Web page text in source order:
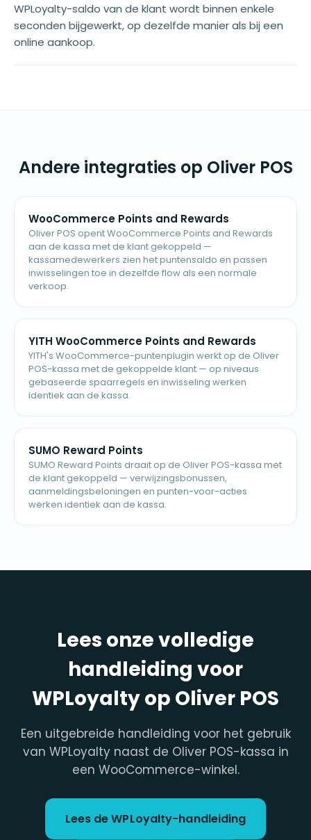
WPLoyalty-saldo van de klant wordt binnen enkele
seconden bijgewerkt, op dezelfde manier als bij een
online aankoop.
Andere integraties op Oliver POS
WooCommerce Points and Rewards
Oliver POS opent WooCommerce Points and Rewards
aan de kassa met de klant gekoppeld —
kassamedewerkers zien het puntensaldo en passen
inwisselingen toe in dezelfde flow als een normale
verkoop.
YITH WooCommerce Points and Rewards
YITH's WooCommerce-puntenplugin werkt op de Oliver
POS-kassa met de gekoppelde klant — op niveaus
gebaseerde spaarregels en inwisseling werken
identiek aan de kassa.
SUMO Reward Points
SUMO Reward Points draait op de Oliver POS-kassa met
de klant gekoppeld — verwijzingsbonussen,
aanmeldingsbeloningen en punten-voor-acties
werken identiek aan de kassa.
Lees onze volledige
handleiding voor
WPLoyalty op Oliver POS
Een uitgebreide handleiding voor het gebruik
van WPLoyalty naast de Oliver POS-kassa in
een WooCommerce-winkel.
Lees de WPLoyalty-handleiding